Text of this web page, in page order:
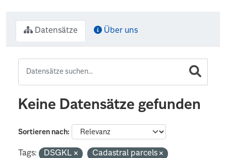
Datensätze Über uns
Keine Datensätze gefunden
Sortieren nach
Tags: DSGKL
Cadastral parcels